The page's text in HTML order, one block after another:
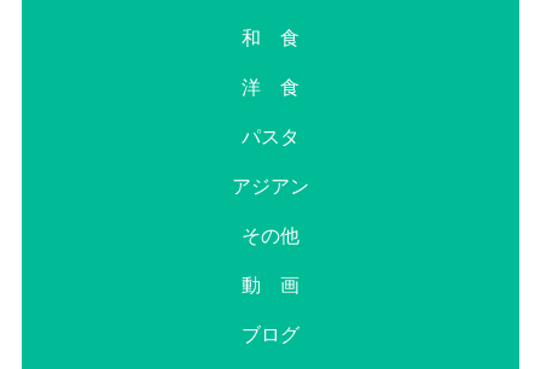
和 食
洋 食
パスタ
アジアン
その他
動 画
ブログ